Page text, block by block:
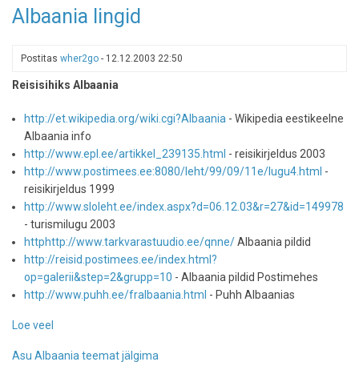
Planet
TOP
riiki
2011
Albaania lingid
Postitas wher2go - 12.12.2003 22:50
Reisisihiks Albaania
http://et.wikipedia.org/wiki.cgi?Albaania - Wikipedia eestikeelne
Albaania info
http://www.epl.ee/artikkel_239135.html - reisikirjeldus 2003
http://www.postimees.ee:8080/leht/99/09/11e/lugu4.html -
reisikirjeldus 1999
http://www.sloleht.ee/index.aspx?d=06.12.03&r=27&id=149978
- turismilugu 2003
httphttp://www.tarkvarastuudio.ee/qnne/Albaania pildid
http://reisid.postimees.ee/index.html?
op=galerii&step=2&grupp=10 - Albaania pildid Postimehes
http://www.puhh.ee/fralbaania.html - Puhh Albaanias
Loe veel
lingid
Asu Albaania teemat jälgima